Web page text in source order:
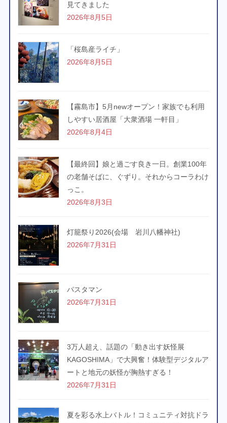
見てきました
2026年8月5日
「桜島産ライチ」
2026年8月5日
【霧島市】5月newオープン！家族でも利用
しやすい居酒屋「大衆酒場 一軒目」
2026年8月4日
【最終回】娘と過ごす良き一日。創業100年
の老舗そばに、ぐずり。それからコーラわけ
っこ。
2026年8月3日
灯籠祭り2026(会場 岩川八幡神社)
2026年7月31日
パスタマン
2026年7月31日
3万人超え、話題の「動き出す妖怪展
KAGOSHIMA」で大興奮！体験型デジタルア
ートと地元の妖怪が胸熱すぎる！
2026年7月31日
夏を彩る水上バトル！コミュニティ対抗ドラ